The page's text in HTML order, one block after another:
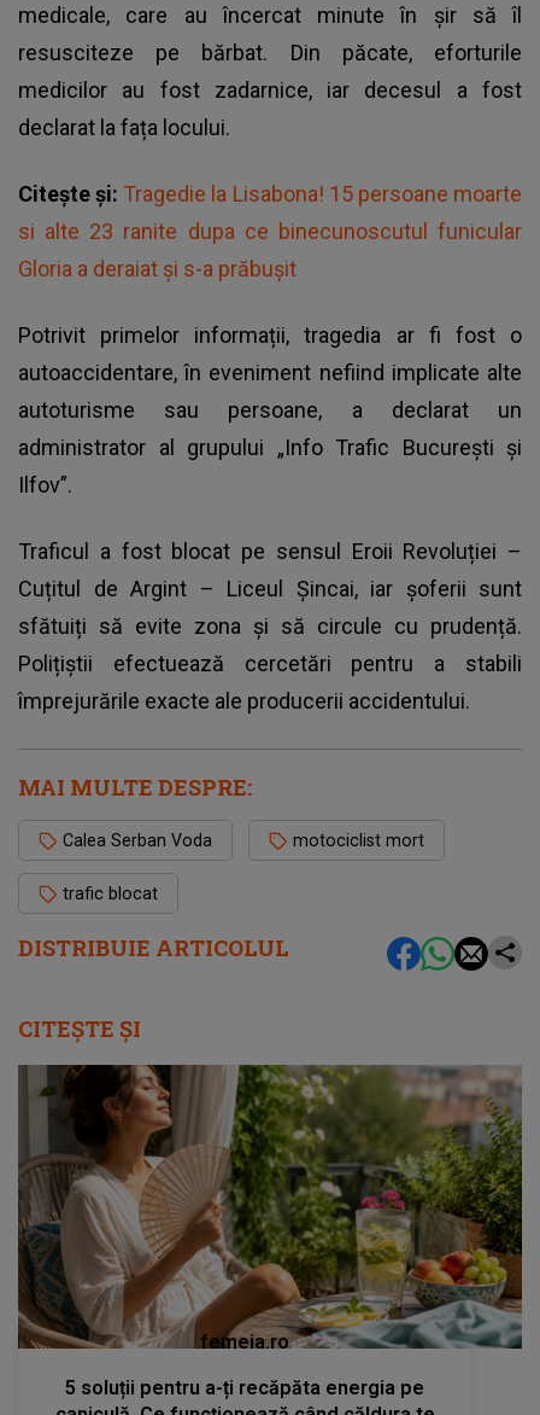
DISTRIBUIE ARTICOLUL
medicale, care au încercat minute în șir să îl
resusciteze pe bărbat. Din păcate, eforturile
medicilor au fost zadarnice, iar decesul a fost
declarat la fața locului.
Citește și: Tragedie la Lisabona! 15 persoane moarte
si alte 23 ranite dupa ce binecunoscutul funicular
Gloria a deraiat şi s-a prăbuşit
Potrivit primelor informații, tragedia ar fi fost o
autoaccidentare, în eveniment nefiind implicate alte
autoturisme sau persoane, a declarat un
administrator al grupului „Info Trafic București și
Ilfov”.
Traficul a fost blocat pe sensul Eroii Revoluției –
Cuțitul de Argint – Liceul Șincai, iar șoferii sunt
sfătuiți să evite zona și să circule cu prudență.
Polițiștii efectuează cercetări pentru a stabili
împrejurările exacte ale producerii accidentului.
MAI MULTE DESPRE:
Calea Serban Voda motociclist mort
trafic blocat
CITEȘTE ȘI
femeia.ro
5 soluții pentru a-ți recăpăta energia pe